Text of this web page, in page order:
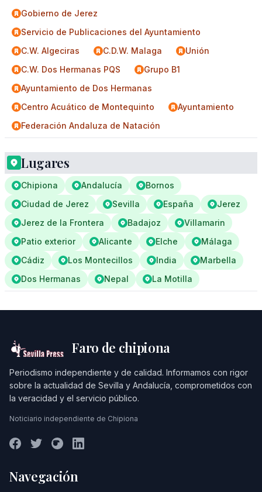
Gobierno de Jerez
Servicio de Publicaciones del Ayuntamiento
C.W. Algeciras
C.D.W. Malaga
Unión
C.W. Dos Hermanas PQS
Grupo B1
Ayuntamiento de Dos Hermanas
Centro Acuático de Montequinto
Ayuntamiento
Federación Andaluza de Natación
Lugares
Chipiona Andalucía
Bornos
Ciudad de Jerez
Sevilla España
Jerez
Jerez de la Frontera
Badajoz
Villamarin
Patio exterior
Alicante Elche
Málaga
Cádiz
Los Montecillos India
Marbella
Dos Hermanas
Nepal La Motilla
Faro de chipiona
Periodismo independiente y de calidad. Informamos con rigor
sobre la actualidad de Sevilla y Andalucía, comprometidos con
la veracidad y el servicio público.
Noticiario independiente de Chipiona
Navegación